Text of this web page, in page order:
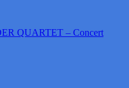
QUARTET – Concert